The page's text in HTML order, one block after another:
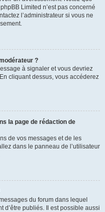
Limited n’est pas concerné
l’administrateur si vous ne
?
à signaler et vous devriez
cliquant dessus, vous accéderez
la page de rédaction de
de vos messages et de les
dans le panneau de l’utilisateur
du forum dans lequel
d’être publiés. Il est possible aussi